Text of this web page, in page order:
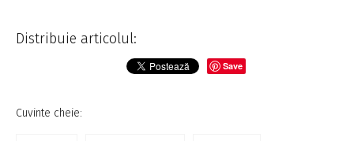
Distribuie articolul:
Save
Cuvinte cheie: